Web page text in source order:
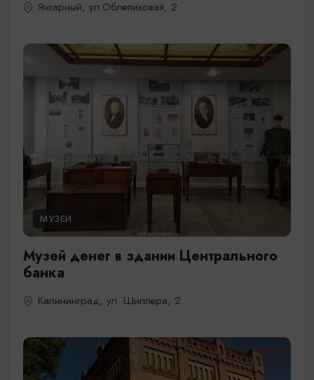
Янтарный, ул.Облепиховая, 2
МУЗЕИ
Музей денег в здании Центрального
банка
Калининград, ул. Шиллера, 2